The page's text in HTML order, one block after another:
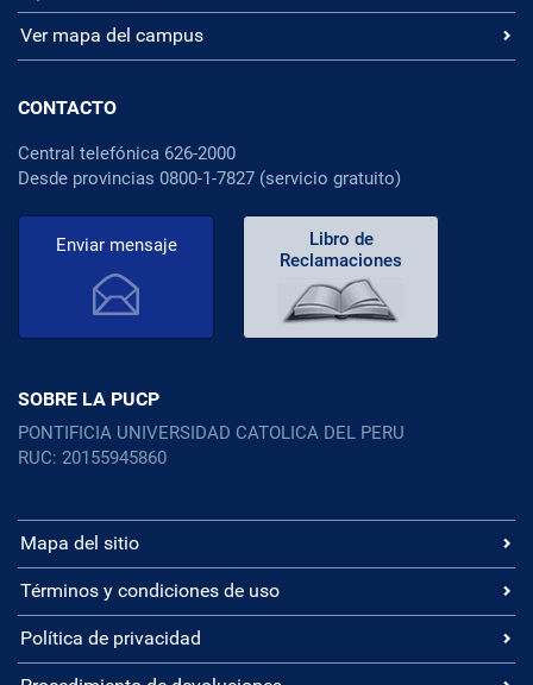
Ver mapa del campus
CONTACTO
Central telefónica 626-2000
Desde provincias 0800-1-7827 (servicio gratuito)
Enviar mensaje
Libro de
Reclamaciones
SOBRE LA PUCP
PONTIFICIA UNIVERSIDAD CATOLICA DEL PERU
RUC: 20155945860
Mapa del sitio
Términos y condiciones de uso
Política de privacidad